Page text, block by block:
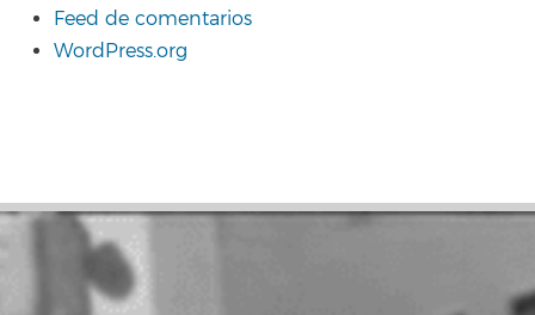
Feed de comentarios
WordPress.org